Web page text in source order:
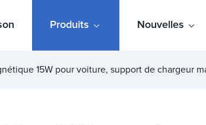
Produits Nouvelles
15W pour voiture, support de chargeur